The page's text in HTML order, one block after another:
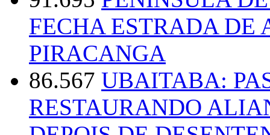
FECHA ESTRADA DE
PIRACANGA
86.567 UBAITABA:
RESTAURANDO